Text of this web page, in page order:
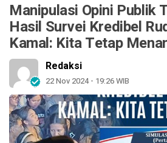
Manipulasi Opini Publik
Hasil Survei Kredibel
Kamal: Kita Tetap
Redaksi
22 Nov 2024 - 19:26 WIB